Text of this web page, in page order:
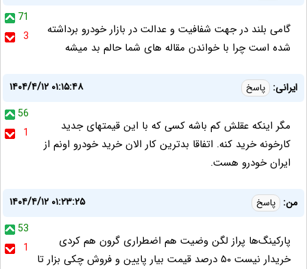
71
3
گامی بلند در جهت شفافیت و عدالت در بازار خودرو برداشته
شده است چرا با خواندن مقاله های شما حالم بد میشه
ایرانی: پاسخ
۱۴۰۴/۴/۱۲ ۰۱:۱۵:۴۸
56
1
مگر اینکه عقلش کم باشه کسی که با این قیمتهای جدید
کارخونه خرید کنه. اتفاقا بدترین کار الان خرید خودرو اونم از
ایران خودرو هست.
من: پاسخ
۱۴۰۴/۴/۱۲ ۰۱:۲۳:۲۵
53
1
پارکینگ‌ها پراز لگن وضیت هم اضطراری گرون هم کردی
خریدار نیست ۵۰ درصد قیمت بیار پایین و فروش چکی بزار تا